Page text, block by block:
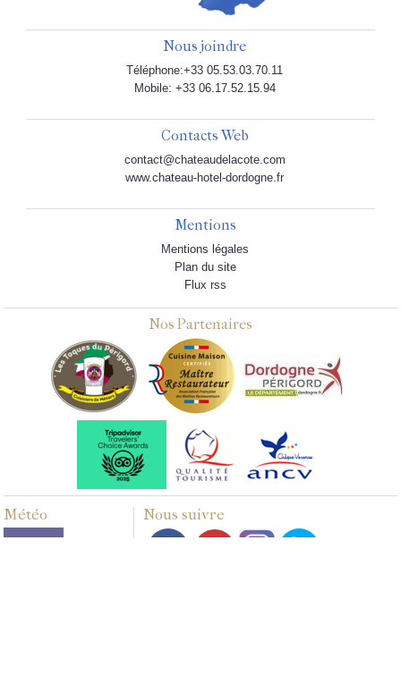
Nous joindre
Téléphone:+33 05.53.03.70.11
Mobile: +33 06.17.52.15.94
Contacts Web
contact@chateaudelacote.com
www.chateau-hotel-dordogne.fr
Mentions
Mentions légales
Plan du site
Flux rss
Nos Partenaires
Météo Nous suivre